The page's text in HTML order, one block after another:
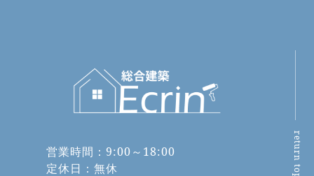
return top
営業時間：9:00～18:00
定休日：無休